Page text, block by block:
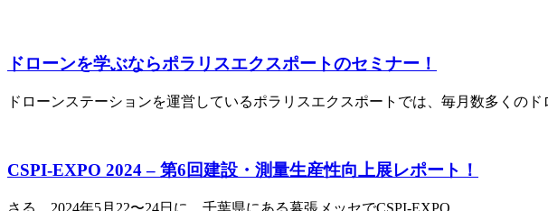
ドローンを学ぶならポラリスエクスポートのセミナー！
ドローンステーションを運営しているポラリスエクスポートでは、毎月数多くのド
CSPI-EXPO 2024 – 第6回建設・測量生産性向上展レポート！
さる、2024年5月22〜24日に、千葉県にある幕張メッセでCSPI-EXPO ...